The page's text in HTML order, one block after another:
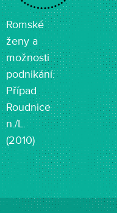
Romské
ženy a
možnosti
podnikání:
Případ
Roudnice
n./L.
(2010)